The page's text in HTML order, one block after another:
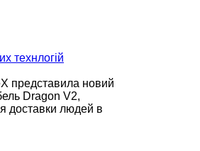
технлогій
представила новий
Dragon V2,
доставки людей в